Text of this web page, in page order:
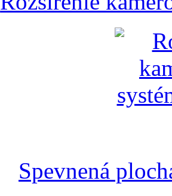
Spevnená